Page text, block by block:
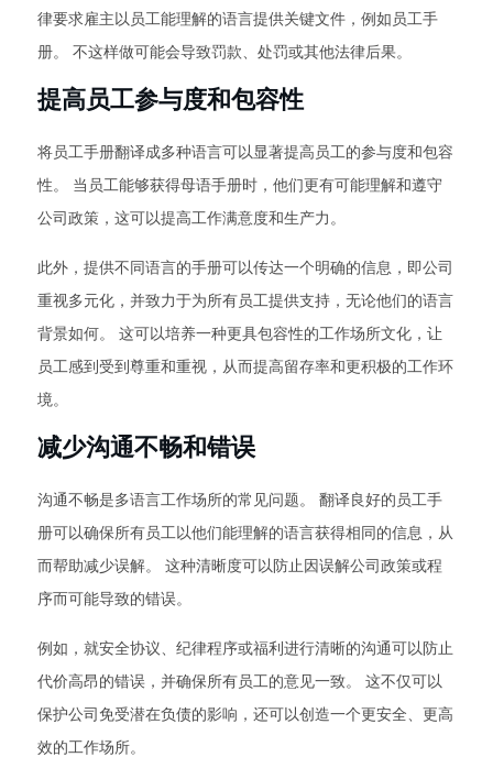
律要求雇主以员工能理解的语言提供关键文件，例如员工手
册。 不这样做可能会导致罚款、处罚或其他法律后果。
提高员工参与度和包容性
将员工手册翻译成多种语言可以显著提高员工的参与度和包容
性。 当员工能够获得母语手册时，他们更有可能理解和遵守
公司政策，这可以提高工作满意度和生产力。
此外，提供不同语言的手册可以传达一个明确的信息，即公司
重视多元化，并致力于为所有员工提供支持，无论他们的语言
背景如何。 这可以培养一种更具包容性的工作场所文化，让
员工感到受到尊重和重视，从而提高留存率和更积极的工作环
境。
减少沟通不畅和错误
沟通不畅是多语言工作场所的常见问题。 翻译良好的员工手
册可以确保所有员工以他们能理解的语言获得相同的信息，从
而帮助减少误解。 这种清晰度可以防止因误解公司政策或程
序而可能导致的错误。
例如，就安全协议、纪律程序或福利进行清晰的沟通可以防止
代价高昂的错误，并确保所有员工的意见一致。 这不仅可以
保护公司免受潜在负债的影响，还可以创造一个更安全、更高
效的工作场所。